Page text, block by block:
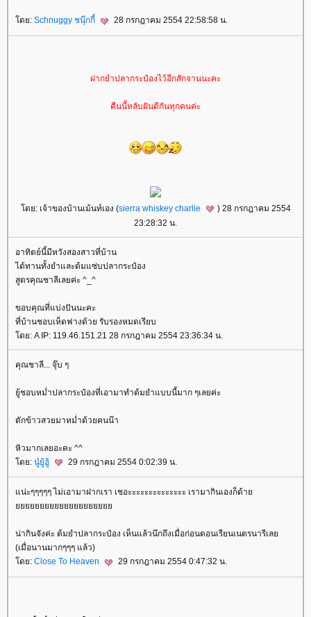
ดย: Schnuggy ชนุ๊กกี้ 28 กรกฎาคม 2554 22:58:58 น.
ฝากยำปลากระป๋องไว้อีกสักจานนะคะ
คืนนี้หลับฝันดีกันทุกคนค่ะ
ดย: เจ้าของบ้านเม้นท์เอง (sierra whiskey charlie
) 28 กรกฎาคม 2554
23:28:32 น.
อาทิตย์นี้มีหวังสองสาวที่บ้าน
ได้ทานทั้งยำและต้มแซ่บปลากระป๋อง
สูตรคุณชาลีเลยค่ะ ^_^
ขอบคุณที่แบ่งปันนะคะ
ที่บ้านชอบเห็ดฟางด้วย รับรองหมดเรียบ
ดย: A IP: 119.46.151.21 28 กรกฎาคม 2554 23:36:34 น.
คุณชาลี... จุ๊บ ๆ
ู้ชอบหม่ำปลากระป๋องที่เอามาทำต้มยำแบบนี้มาก ๆเลยค่ะ
ตักข้าวสวยมาหม่ำด้วยคนน๊า
หิวมากเลยอะคะ ^^
ดย: นู๋ยู้ฮู้ 29 กรกฎาคม 2554 0:02:39 น.
น่ะๆๆๆๆๆ ไม่เอามาฝากเรา เชอะะะะะะะะะะะะะะ เรามากินเองก็ด้า
น่ากินจังค่ะ ต้มยำปลากระป๋อง เห็นแล้วนึกถึงเมื่อก่อนตอนเรียนเนตรนารีเล
(เมื่อนานมากๆๆๆ แล้ว)
ดย: Close To Heaven 29 กรกฎาคม 2554 0:47:32 น.